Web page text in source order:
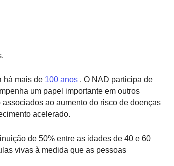
há mais de 100 anos . O NAD participa de
um papel importante em outros
ao aumento do risco de doenças
acelerado.
de 50% entre as idades de 40 e 60
vivas à medida que as pessoas